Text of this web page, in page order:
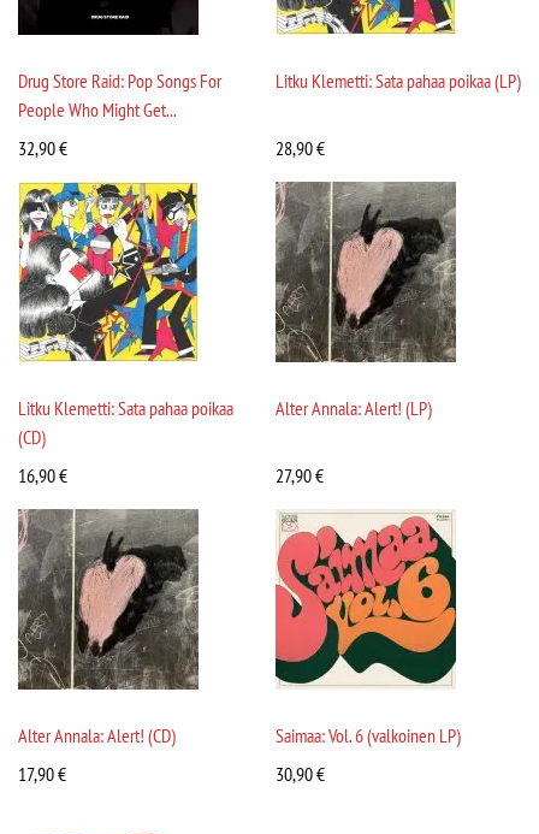
Drug Store Raid: Pop Songs For
People Who Might Get...
32,90€
Litku Klemetti: Sata pahaa poikaa (LP)
28,90€
Litku Klemetti: Sata pahaa poikaa
(CD)
16,90€
Alter Annala: Alert! (LP)
27,90€
Alter Annala: Alert! (CD)
17,90€
Saimaa: Vol. 6 (valkoinen LP)
30,90€